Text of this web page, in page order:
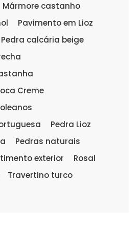
Mármore castanho
Pavimento em Lioz
Pedra calcária beige
Creme
Pedra Lioz
Pedras naturais
exterior
Rosal
Travertino turco